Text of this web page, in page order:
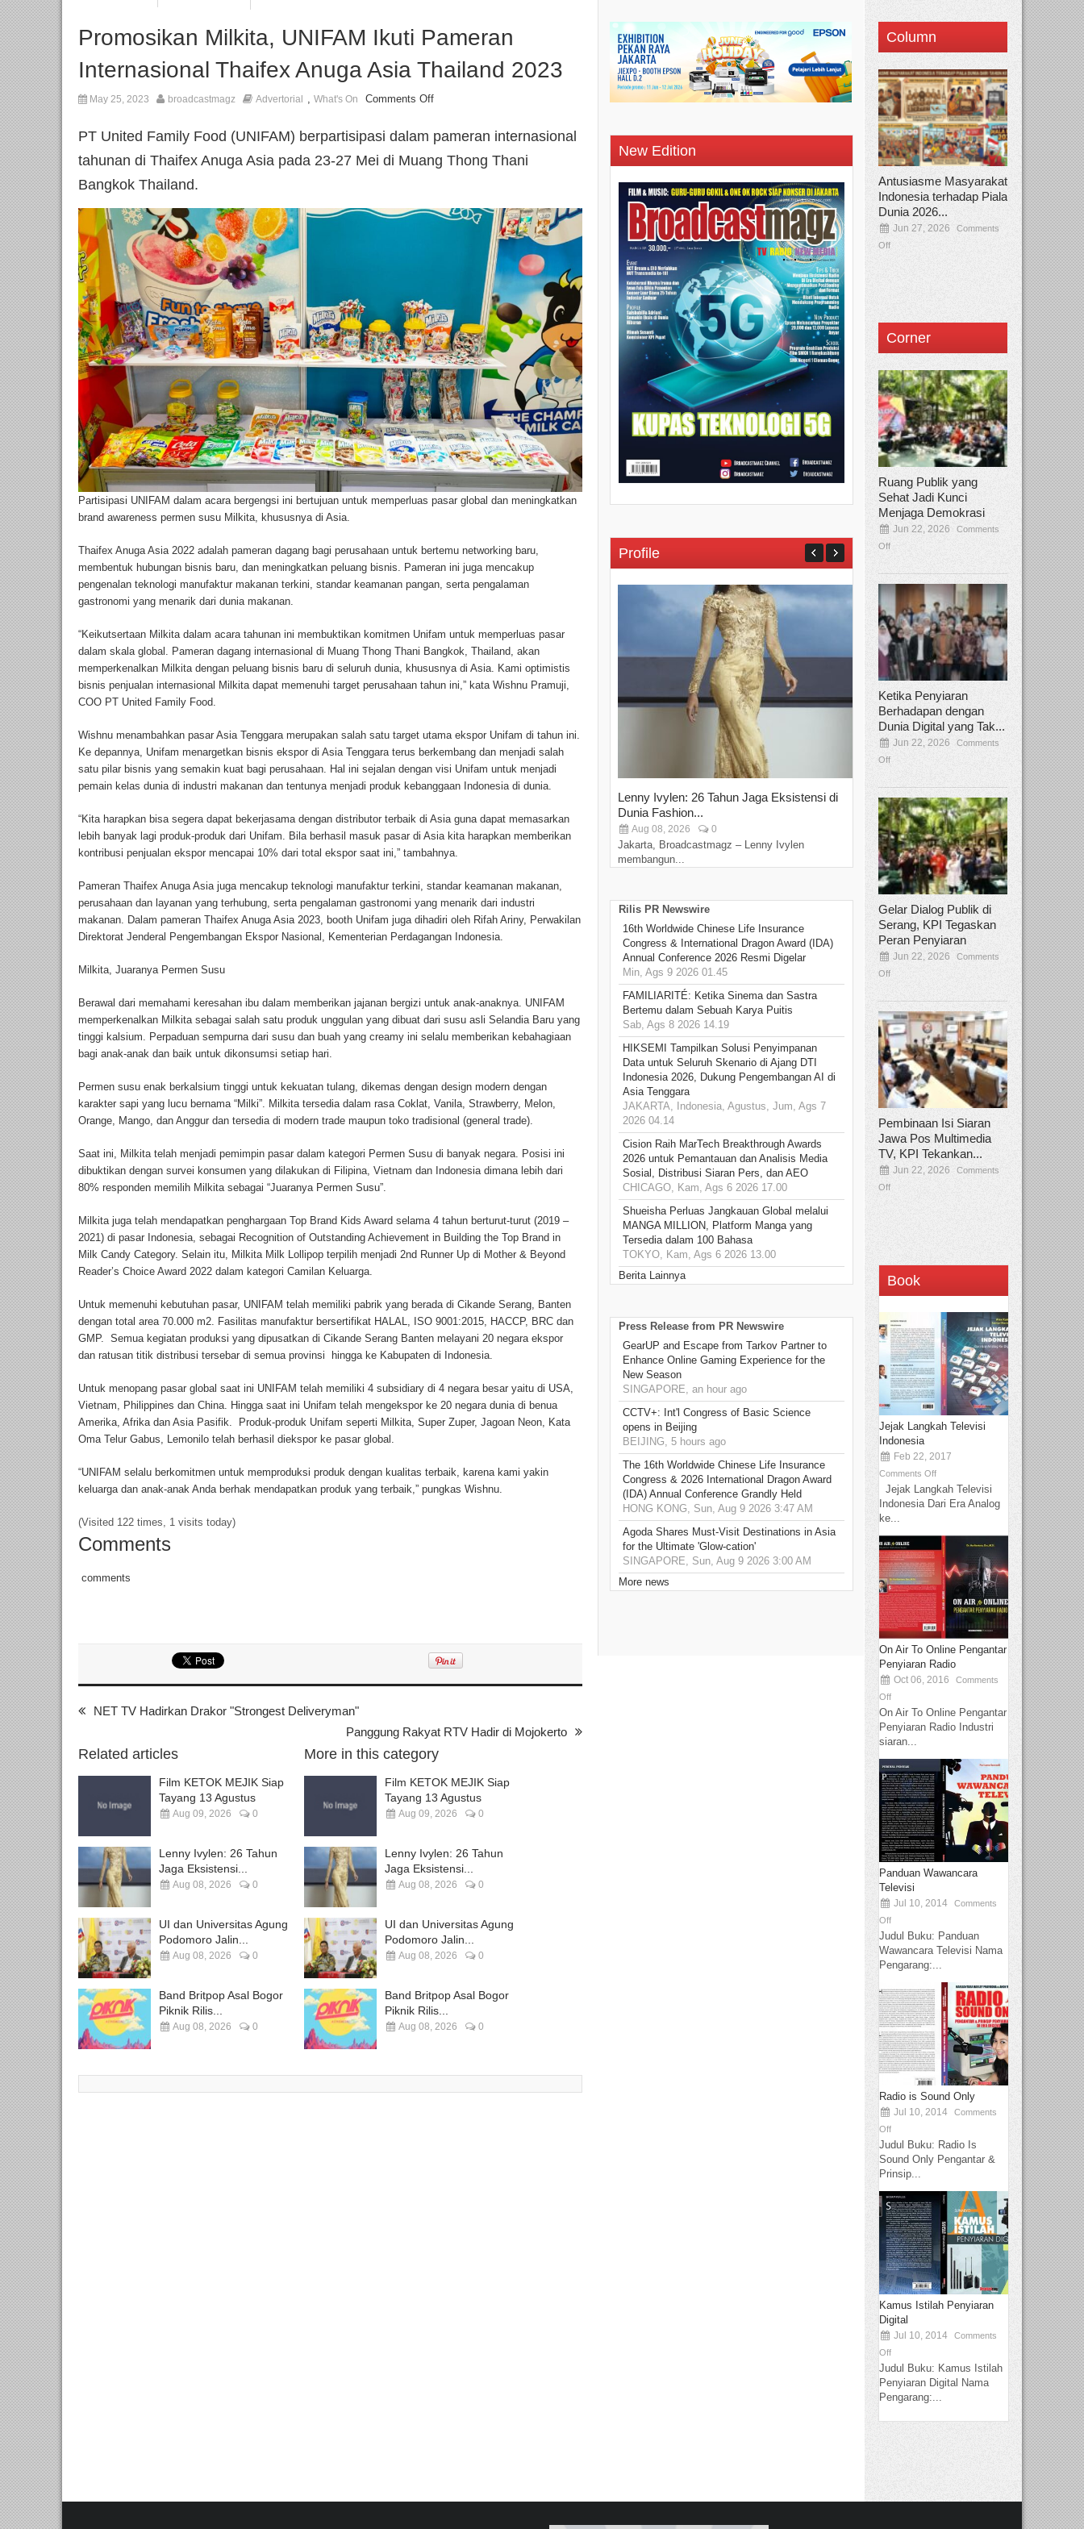
Promosikan Milkita, UNIFAM Ikuti Pameran
Internasional Thaifex Anuga Asia Thailand 2023
May 25, 2023 broadcastmagz Advertorial , What's On Comments Off
PT United Family Food (UNIFAM) berpartisipasi dalam pameran internasional
tahunan di Thaifex Anuga Asia pada 23-27 Mei di Muang Thong Thani
Bangkok Thailand.
Partisipasi UNIFAM dalam acara bergengsi ini bertujuan untuk memperluas pasar global dan meningkatkan
brand awareness permen susu Milkita, khususnya di Asia.
Thaifex Anuga Asia 2022 adalah pameran dagang bagi perusahaan untuk bertemu networking baru,
membentuk hubungan bisnis baru, dan meningkatkan peluang bisnis. Pameran ini juga mencakup
pengenalan teknologi manufaktur makanan terkini, standar keamanan pangan, serta pengalaman
gastronomi yang menarik dari dunia makanan.
“Keikutsertaan Milkita dalam acara tahunan ini membuktikan komitmen Unifam untuk memperluas pasar
dalam skala global. Pameran dagang internasional di Muang Thong Thani Bangkok, Thailand, akan
memperkenalkan Milkita dengan peluang bisnis baru di seluruh dunia, khususnya di Asia. Kami optimistis
bisnis penjualan internasional Milkita dapat memenuhi target perusahaan tahun ini,” kata Wishnu Pramuji,
COO PT United Family Food.
Wishnu menambahkan pasar Asia Tenggara merupakan salah satu target utama ekspor Unifam di tahun ini.
Ke depannya, Unifam menargetkan bisnis ekspor di Asia Tenggara terus berkembang dan menjadi salah
satu pilar bisnis yang semakin kuat bagi perusahaan. Hal ini sejalan dengan visi Unifam untuk menjadi
pemain kelas dunia di industri makanan dan tentunya menjadi produk kebanggaan Indonesia di dunia.
“Kita harapkan bisa segera dapat bekerjasama dengan distributor terbaik di Asia guna dapat memasarkan
lebih banyak lagi produk-produk dari Unifam. Bila berhasil masuk pasar di Asia kita harapkan memberikan
kontribusi penjualan ekspor mencapai 10% dari total ekspor saat ini,” tambahnya.
Pameran Thaifex Anuga Asia juga mencakup teknologi manufaktur terkini, standar keamanan makanan,
perusahaan dan layanan yang terhubung, serta pengalaman gastronomi yang menarik dari industri
makanan. Dalam pameran Thaifex Anuga Asia 2023, booth Unifam juga dihadiri oleh Rifah Ariny, Perwakilan
Direktorat Jenderal Pengembangan Ekspor Nasional, Kementerian Perdagangan Indonesia.
Milkita, Juaranya Permen Susu
Berawal dari memahami keresahan ibu dalam memberikan jajanan bergizi untuk anak-anaknya. UNIFAM
memperkenalkan Milkita sebagai salah satu produk unggulan yang dibuat dari susu asli Selandia Baru yang
tinggi kalsium. Perpaduan sempurna dari susu dan buah yang creamy ini selalu memberikan kebahagiaan
bagi anak-anak dan baik untuk dikonsumsi setiap hari.
Permen susu enak berkalsium tinggi untuk kekuatan tulang, dikemas dengan design modern dengan
karakter sapi yang lucu bernama “Milki”. Milkita tersedia dalam rasa Coklat, Vanila, Strawberry, Melon,
Orange, Mango, dan Anggur dan tersedia di modern trade maupun toko tradisional (general trade).
Saat ini, Milkita telah menjadi pemimpin pasar dalam kategori Permen Susu di banyak negara. Posisi ini
dibuktikan dengan survei konsumen yang dilakukan di Filipina, Vietnam dan Indonesia dimana lebih dari
80% responden memilih Milkita sebagai “Juaranya Permen Susu”.
Milkita juga telah mendapatkan penghargaan Top Brand Kids Award selama 4 tahun berturut-turut (2019 –
2021) di pasar Indonesia, sebagai Recognition of Outstanding Achievement in Building the Top Brand in
Milk Candy Category. Selain itu, Milkita Milk Lollipop terpilih menjadi 2nd Runner Up di Mother & Beyond
Reader’s Choice Award 2022 dalam kategori Camilan Keluarga.
Untuk memenuhi kebutuhan pasar, UNIFAM telah memiliki pabrik yang berada di Cikande Serang, Banten
dengan total area 70.000 m2. Fasilitas manufaktur bersertifikat HALAL, ISO 9001:2015, HACCP, BRC dan
GMP. Semua kegiatan produksi yang dipusatkan di Cikande Serang Banten melayani 20 negara ekspor
dan ratusan titik distribusi tersebar di semua provinsi hingga ke Kabupaten di Indonesia.
Untuk menopang pasar global saat ini UNIFAM telah memiliki 4 subsidiary di 4 negara besar yaitu di USA,
Vietnam, Philippines dan China. Hingga saat ini Unifam telah mengekspor ke 20 negara dunia di benua
Amerika, Afrika dan Asia Pasifik. Produk-produk Unifam seperti Milkita, Super Zuper, Jagoan Neon, Kata
Oma Telur Gabus, Lemonilo telah berhasil diekspor ke pasar global.
“UNIFAM selalu berkomitmen untuk memproduksi produk dengan kualitas terbaik, karena kami yakin
keluarga dan anak-anak Anda berhak mendapatkan produk yang terbaik,” pungkas Wishnu.
(Visited 122 times, 1 visits today)
Comments
comments
NET TV Hadirkan Drakor "Strongest Deliveryman"
Panggung Rakyat RTV Hadir di Mojokerto
Related articles
Film KETOK MEJIK Siap
Tayang 13 Agustus
Aug 09, 2026 0
Lenny Ivylen: 26 Tahun
Jaga Eksistensi...
Aug 08, 2026 0
UI dan Universitas Agung
Podomoro Jalin...
Aug 08, 2026 0
Band Britpop Asal Bogor
Piknik Rilis...
Aug 08, 2026 0
More in this category
Film KETOK MEJIK Siap
Tayang 13 Agustus
Aug 09, 2026 0
Lenny Ivylen: 26 Tahun
Jaga Eksistensi...
Aug 08, 2026 0
UI dan Universitas Agung
Podomoro Jalin...
Aug 08, 2026 0
Band Britpop Asal Bogor
Piknik Rilis...
Aug 08, 2026 0
New Edition
Profile
Lenny Ivylen: 26 Tahun Jaga Eksistensi di
Dunia Fashion...
Aug 08, 2026 0
Jakarta, Broadcastmagz – Lenny Ivylen
membangun...
Yan Senjaya, Kreativitas Lima
Sinema Indonesia
Dec 22, 2025 Comments Off
Jakarta, Broadcastmagz – Yan Senjaya
Rilis PR Newswire
16th Worldwide Chinese Life Insurance
Congress & International Dragon Award (IDA)
Annual Conference 2026 Resmi Digelar
Min, Ags 9 2026 01.45
FAMILIARITÉ: Ketika Sinema dan Sastra
Bertemu dalam Sebuah Karya Puitis
Sab, Ags 8 2026 14.19
HIKSEMI Tampilkan Solusi Penyimpanan
Data untuk Seluruh Skenario di Ajang DTI
Indonesia 2026, Dukung Pengembangan AI di
Asia Tenggara
JAKARTA, Indonesia, Agustus, Jum, Ags 7
2026 04.14
Cision Raih MarTech Breakthrough Awards
2026 untuk Pemantauan dan Analisis Media
Sosial, Distribusi Siaran Pers, dan AEO
CHICAGO, Kam, Ags 6 2026 17.00
Shueisha Perluas Jangkauan Global melalui
MANGA MILLION, Platform Manga yang
Tersedia dalam 100 Bahasa
TOKYO, Kam, Ags 6 2026 13.00
Berita Lainnya
Press Release from PR Newswire
GearUP and Escape from Tarkov Partner to
Enhance Online Gaming Experience for the
New Season
SINGAPORE, an hour ago
CCTV+: Int'l Congress of Basic Science
opens in Beijing
BEIJING, 5 hours ago
The 16th Worldwide Chinese Life Insurance
Congress & 2026 International Dragon Award
(IDA) Annual Conference Grandly Held
HONG KONG, Sun, Aug 9 2026 3:47 AM
Agoda Shares Must-Visit Destinations in Asia
for the Ultimate 'Glow-cation'
SINGAPORE, Sun, Aug 9 2026 3:00 AM
More news
Column
Antusiasme Masyarakat
Indonesia terhadap Piala
Dunia 2026...
Jun 27, 2026
Comments
Off
Corner
Ruang Publik yang
Sehat Jadi Kunci
Menjaga Demokrasi
Jun 22, 2026
Comments
Off
Ketika Penyiaran
Berhadapan dengan
Dunia Digital yang Tak...
Jun 22, 2026
Comments
Off
Gelar Dialog Publik di
Serang, KPI Tegaskan
Peran Penyiaran
Jun 22, 2026
Comments
Off
Pembinaan Isi Siaran
Jawa Pos Multimedia
TV, KPI Tekankan...
Jun 22, 2026
Comments
Off
Book
Jejak Langkah Televisi
Indonesia
Feb 22, 2017
Comments Off
Jejak Langkah Televisi
Indonesia Dari Era Analog
ke...
On Air To Online Pengantar
Penyiaran Radio
Oct 06, 2016
Comments
Off
On Air To Online Pengantar
Penyiaran Radio Industri
siaran...
Panduan Wawancara
Televisi
Jul 10, 2014
Comments
Off
Judul Buku: Panduan
Wawancara Televisi Nama
Pengarang:...
Radio is Sound Only
Jul 10, 2014
Comments
Off
Judul Buku: Radio Is
Sound Only Pengantar &
Prinsip...
Kamus Istilah Penyiaran
Digital
Jul 10, 2014
Comments
Off
Judul Buku: Kamus Istilah
Penyiaran Digital Nama
Pengarang:...